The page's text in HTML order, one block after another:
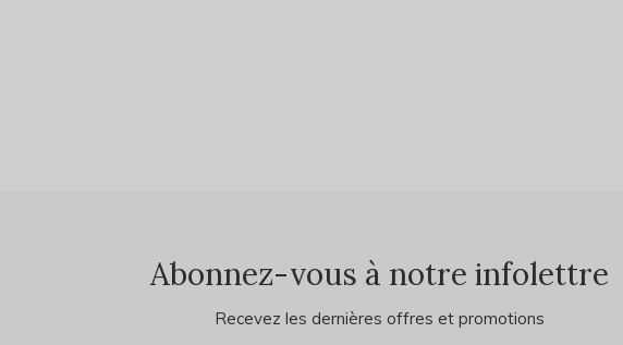
Abonnez-vous à notre infolettre
Recevez les dernières offres et promotions